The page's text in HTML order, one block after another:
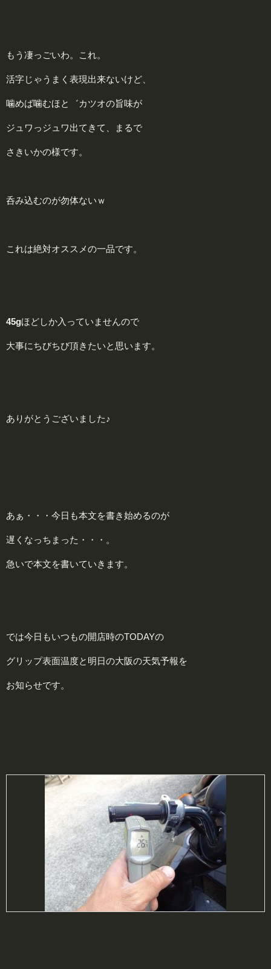
もう凄っごいわ。これ。
活字じゃうまく表現出来ないけど、
噛めば噛むほと゛カツオの旨味が
ジュワっジュワ出てきて、まるで
さきいかの様です。
呑み込むのが勿体ないｗ
これは絶対オススメの一品です。
45gほどしか入っていませんので
大事にちびちび頂きたいと思います。
ありがとうございました♪
あぁ・・・今日も本文を書き始めるのが
遅くなっちまった・・・。
急いで本文を書いていきます。
では今日もいつもの開店時のTODAYの
グリップ表面温度と明日の大阪の天気予報を
お知らせです。